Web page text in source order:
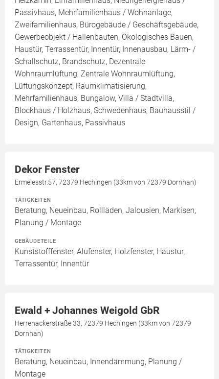
Passivhaus, Mehrfamilienhaus / Wohnanlage,
Zweifamilienhaus, Bürogebäude / Geschäftsgebäude,
Gewerbeobjekt / Hallenbauten, Ökologisches Bauen,
Haustür, Terrassentür, Innentür, Innenausbau, Lärm- /
Schallschutz, Brandschutz, Dezentrale
Wohnraumlüftung, Zentrale Wohnraumlüftung,
Lüftungskonzept, Raumklimatisierung,
Mehrfamilienhaus, Bungalow, Villa / Stadtvilla,
Blockhaus / Holzhaus, Schwedenhaus, Bauhausstil /
Design, Gartenhaus, Passivhaus
Dekor Fenster
Ermelesstr.57, 72379 Hechingen (33km von 72379 Dornhan)
TÄTIGKEITEN
Beratung, Neueinbau, Rollläden, Jalousien, Markisen,
Planung / Montage
GEBÄUDETEILE
Kunststofffenster, Alufenster, Holzfenster, Haustür,
Terrassentür, Innentür
Ewald + Johannes Weigold GbR
Herrenackerstraße 33, 72379 Hechingen (33km von 72379
Dornhan)
TÄTIGKEITEN
Beratung, Neueinbau, Innendämmung, Planung /
Montage